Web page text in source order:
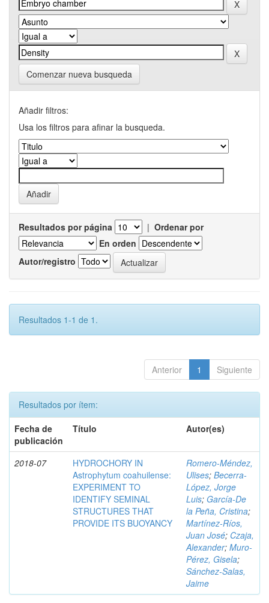
Comenzar nueva busqueda
Añadir filtros:
Usa los filtros para afinar la busqueda.
Resultados por página | Ordenar por
En orden
Autor/registro
Resultados 1-1 de 1.
Anterior 1 Siguiente
Resultados por ítem:
Fecha de
publicación
Título Autor(es)
2018-07
HYDROCHORY IN
Astrophytum coahuilense:
EXPERIMENT TO
IDENTIFY SEMINAL
STRUCTURES THAT
PROVIDE ITS BUOYANCY
Romero-Méndez,
Ulises; Becerra-
López, Jorge
Luis; García-De
la Peña, Cristina;
Martínez-Ríos,
Juan José; Czaja,
Alexander; Muro-
Pérez, Gisela;
Sánchez-Salas,
Jaime